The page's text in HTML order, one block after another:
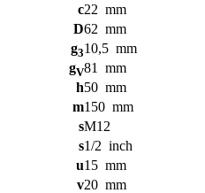
c22 mm
D62 mm
g310,5 mm
gV81
mm
h50 mm
m150 mm
sM12
s1/2 inch
u15 mm
v20 mm